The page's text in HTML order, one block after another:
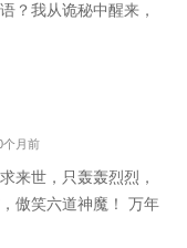
？我从诡秘中醒来，
大炮，巨舰，飞空
月前
来世，只轰轰烈烈，
傲笑六道神魔！ 万年
，元始道体，孰强孰